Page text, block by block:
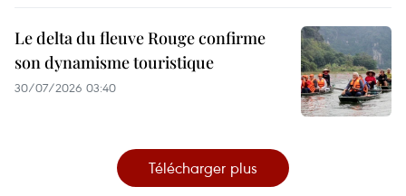
Le delta du fleuve Rouge confirme
son dynamisme touristique
30/07/2026 03:40
Télécharger plus